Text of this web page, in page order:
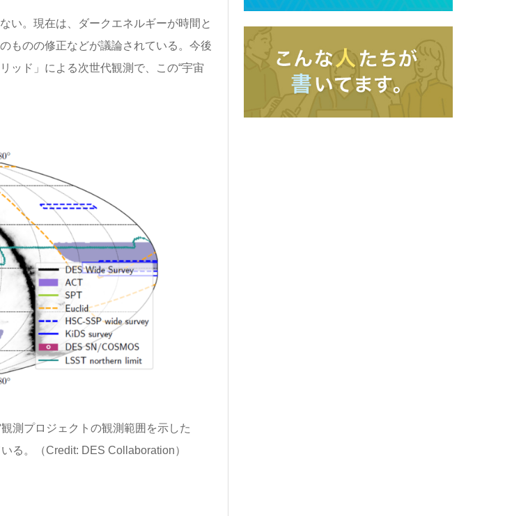
い。現在は、ダークエネルギーが時間と
ものの修正などが議論されている。今後
ッド」による次世代観測で、この“宇宙
測プロジェクトの観測範囲を示した
る。（Credit: DES Collaboration）